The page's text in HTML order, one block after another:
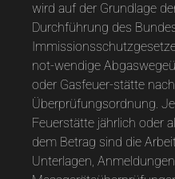
wird auf der Grundlage
Durchführung des
not-wendige
oder Gasfeuer-stätte
Überprüfungsordnung.
Feuerstätte jährlich oder
dem Betrag sind die
Unterlagen,